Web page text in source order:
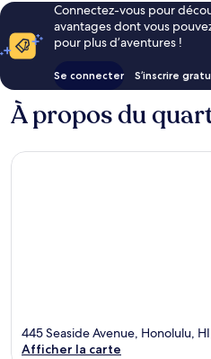
Connectez-vous pour
avantages dont vous
pour plus d’aventures !
Se connecter S’inscrire
À propos du
445 Seaside Avenue, Honolulu,
Afficher la carte